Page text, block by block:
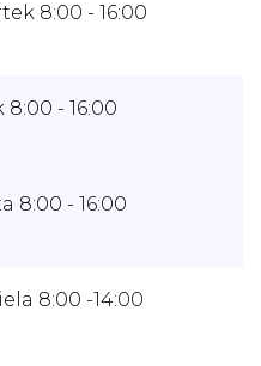
8:00 - 16:00
8:00 - 16:00
8:00 - 16:00
8:00 -14:00